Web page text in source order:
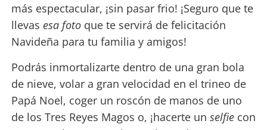
más espectacular, ¡sin pasar frio! ¡Seguro que te
llevas esa fotoque te servirá de felicitación
Navideña para tu familia y amigos!
Podrás inmortalizarte dentro de una gran bola
de nieve, volar a gran velocidad en el trineo de
Papá Noel, coger un roscón de manos de uno
de los Tres Reyes Magos o, ¡hacerte un selfie con